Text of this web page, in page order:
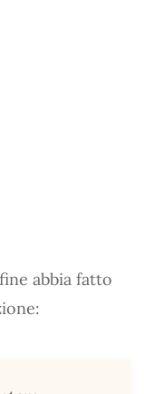
abbia fatto